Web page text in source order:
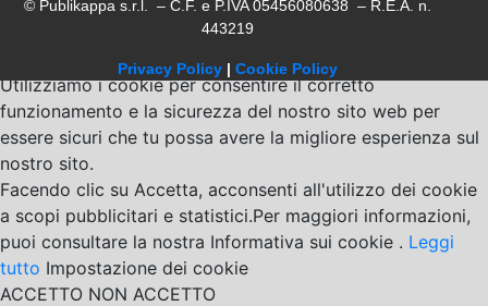
© Publikappa s.r.l. – C.F. e P.IVA 05456080638 – R.E.A. n.
443219
Privacy Policy | Cookie Policy
Utilizziamo i cookie per consentire il corretto
funzionamento e la sicurezza del nostro sito web per
essere sicuri che tu possa avere la migliore esperienza sul
nostro sito.
Facendo clic su Accetta, acconsenti all'utilizzo dei cookie
a scopi pubblicitari e statistici.Per maggiori informazioni,
puoi consultare la nostra Informativa sui cookie . Leggi
tutto Impostazione dei cookie
ACCETTO NON ACCETTO